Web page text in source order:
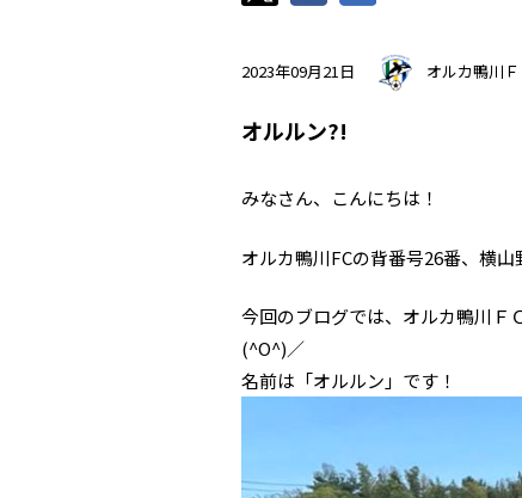
2023年09月21日 オルカ鴨川Ｆ
オルルン?!
みなさん、こんにちは！
オルカ鴨川FCの背番号26番、横山
今回のブログでは、オルカ鴨川Ｆ
(^O^)／
名前は「オルルン」です！